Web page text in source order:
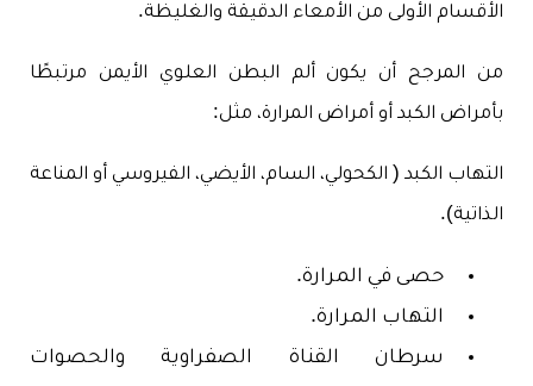
الأقسام الأولى من الأمعاء الدقيقة والغليظة.
من المرجح أن يكون ألم البطن العلوي الأيمن مرتبطًا
بأمراض الكبد أو أمراض المرارة، مثل:
التهاب الكبد ( الكحولي، السام، الأيضي، الفيروسي أو المناعة
الذاتية).
حصى في المرارة.
التهاب المرارة.
سرطان القناة الصفراوية والحصوات